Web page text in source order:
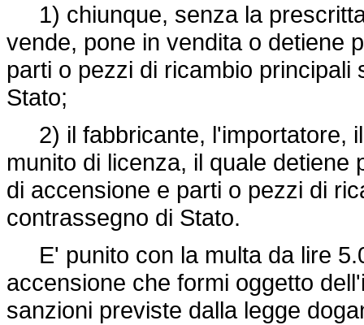
1) chiunque, senza la
vende, pone in vendita o detiene
parti o pezzi di ricambio
Stato;
2) il fabbricante, l'importatore,
munito di licenza, il quale
di accensione e parti o pezzi di
contrassegno di Stato.
E' punito con la multa da lire
accensione che formi oggetto
sanzioni previste dalla legge